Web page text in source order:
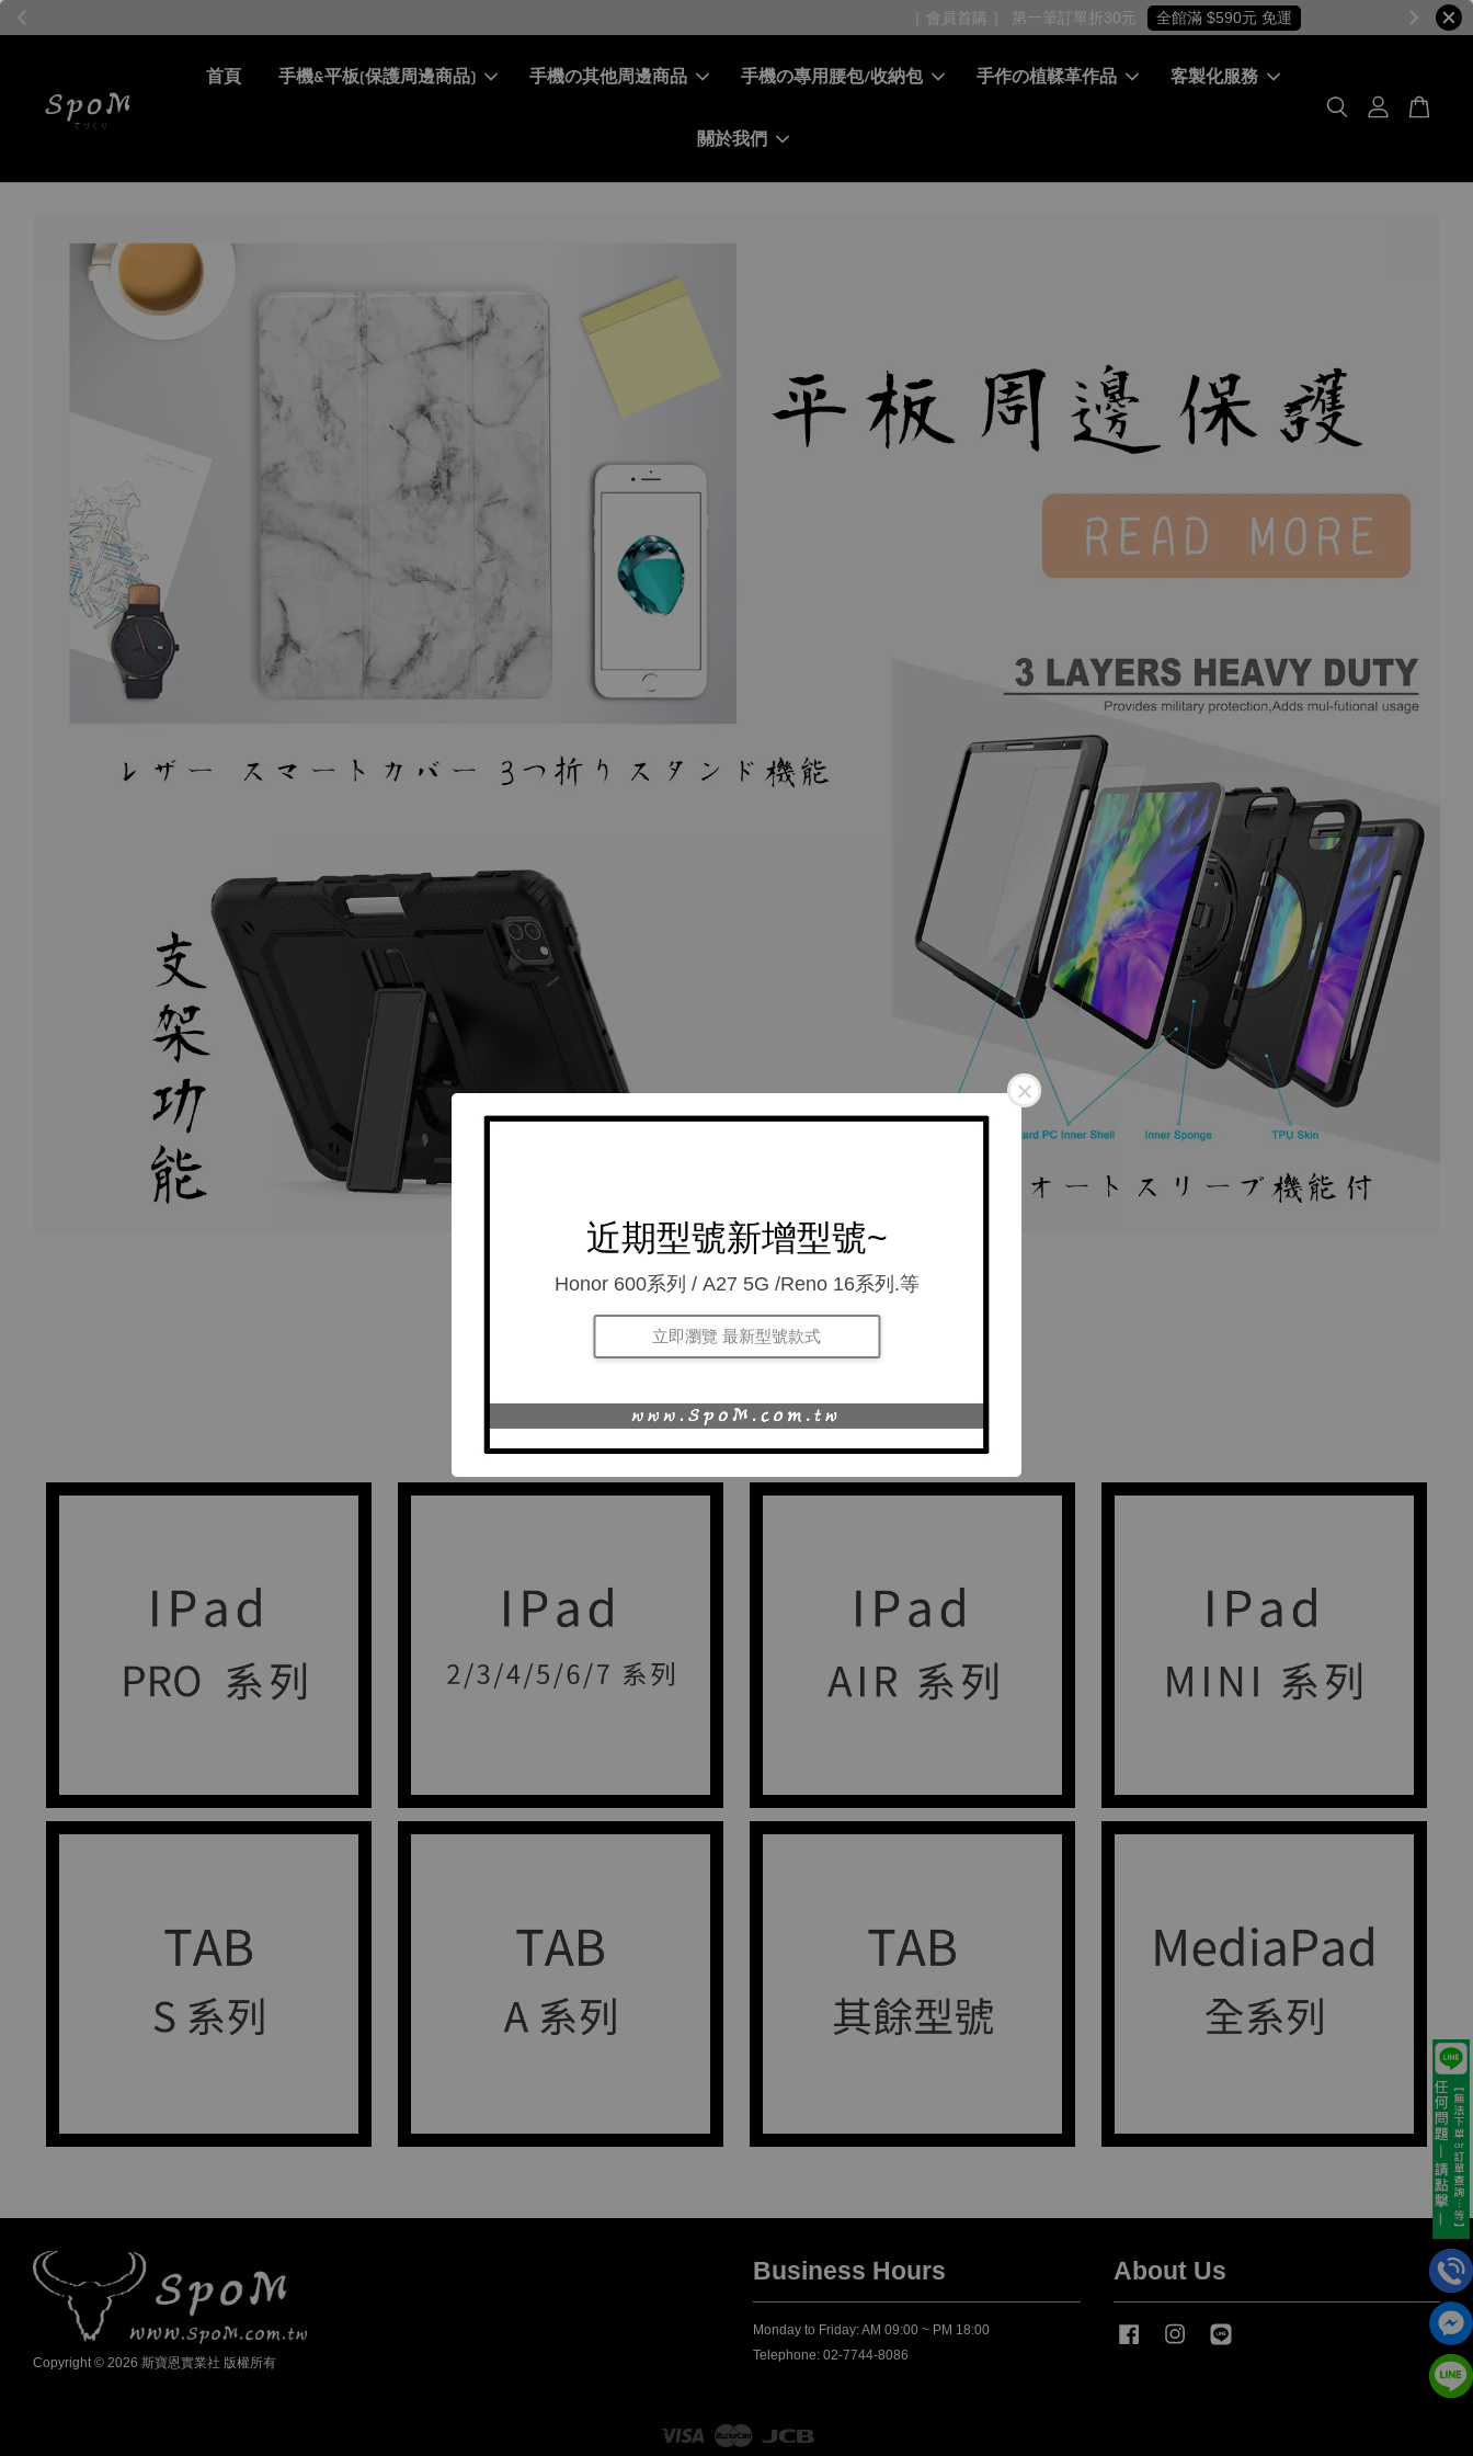
[ 免費 Free ] 加入會員
近期型號新增型號~
Honor 600系列 / A27 5G /Reno 16系列.等
立即瀏覽 最新型號款式
首頁 手機&平板(保護周邊商品) 手機の其他周邊商品 手機の專用腰包/收納包 手作の植鞣革作品 客製化服務
關於我們
平板全系列
Copyright © 2026 斯寶恩實業社 版權所有
Business Hours
Monday to Friday: AM 09:00 ~ PM 18:00
Telephone: 02-7744-8086
About Us
FacebookInstagram
Visa Master